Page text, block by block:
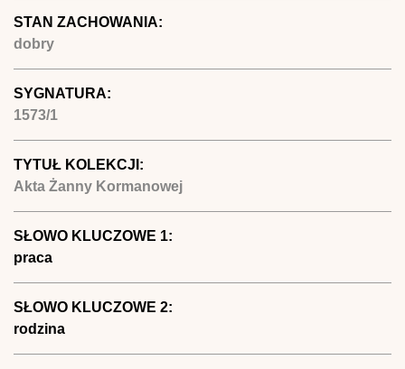
STAN ZACHOWANIA:
dobry
SYGNATURA:
1573/1
TYTUŁ KOLEKCJI:
Akta Żanny Kormanowej
SŁOWO KLUCZOWE 1:
praca
SŁOWO KLUCZOWE 2:
rodzina